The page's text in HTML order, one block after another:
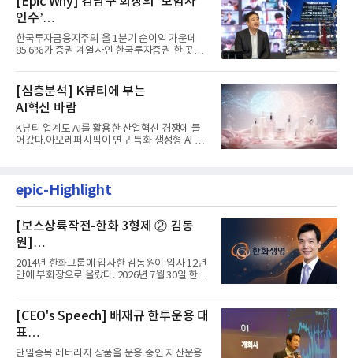
인수’
발걸음이 신중해진 배경은?
한국투자금융지주의 올 1분기 순이익 가운데
85.6%가 증권 계열사인 한국투자증권 한 곳에
[심층분석] K뷰티에 부는
AI혁신 바람
K뷰티 업계도 AI를 활용한 산업혁신 경쟁에 들
어갔다.아모레퍼시픽이 연구 특화 생성형 AI 플
epic-Highlight
[보스상륙작전-한화 3형제 ② 김동
원]
입사 12년 만에 금융계열 수장 등극
2014년 한화그룹에 입사한 김동원이 입사 12년
만에 부회장으로 올랐다. 2026년 7월 30일 한화
[CEO's Speech] 배재규 한투운용 대
표
“개별종목 레버리지 투자 지금이라도
단일종목 레버리지 상품을 운용 중인 자산운용